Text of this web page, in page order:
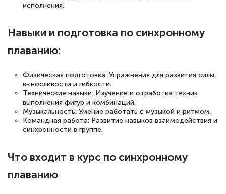
вежливое сопровождение! Всё чётко и
квалификации. Ещё раз - СПАСИБО!
Елена Петрикс
Знаток города 5 уровня
11 марта 2026
Всем добрый день! Я прошла курс
специальности «Тренер-преподаватель
по тяжелой атлетике»! Хочется
исполнения.
Навыки и подготовка по синхронному
плаванию:
Физическая подготовка: Упражнения для развития силы,
выносливости и гибкости.
Технические навыки: Изучение и отработка техник
выполнения фигур и комбинаций.
Музыкальность: Умение работать с музыкой и ритмом.
Командная работа: Развитие навыков взаимодействия и
синхронности в группе.
Что входит в курс по синхронному
плаванию